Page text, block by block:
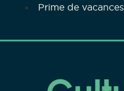
Prime de vacances